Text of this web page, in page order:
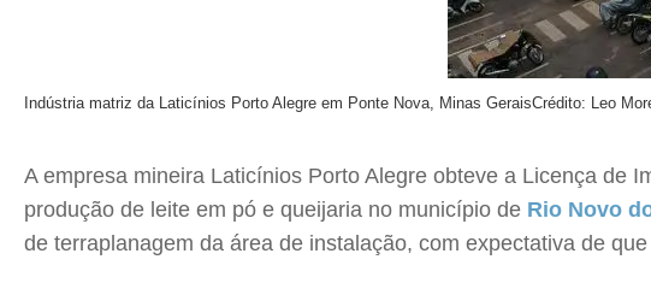
Indústria matriz da Laticínios Porto Alegre em Ponte Nova, Minas GeraisCrédito: Leo
A empresa mineira Laticínios Porto Alegre obteve a Licença de
produção de leite em pó e queijaria no município de Rio Novo
de terraplanagem da área de instalação, com expectativa de